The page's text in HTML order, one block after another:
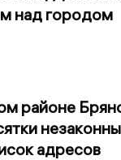
над городом
районе
адресов